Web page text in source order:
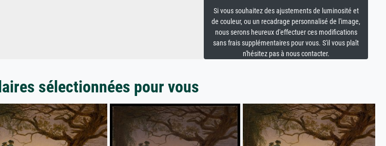
Si vous souhaitez des ajustements de luminosité et
de couleur, ou un recadrage personnalisé de l'image,
nous serons heureux d'effectuer ces modifications
sans frais supplémentaires pour vous. S'il vous plaît
n'hésitez pas à nous contacter.
sélectionnées pour vous